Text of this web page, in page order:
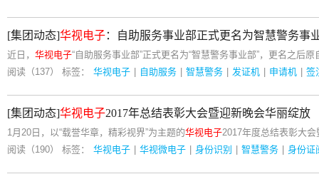
[集团动态]华视电子：自助服务事业部正式更名为智慧警务事
近日， 华视电子“自助服务事业部”正式更名为“智慧警务事业部”，更名之后
阅读（137） 标签： 华视电子 自助服务 智慧警务 发证机 申请机 签
[集团动态]华视电子2017年总结表彰大会暨迎新晚会华丽绽放
1月20日，以“载誉华章，精彩视界”为主题的华视电子2017年度总结表彰大
阅读（190） 标签： 华视电子 华视微电子 身份识别 智慧警务 身份证